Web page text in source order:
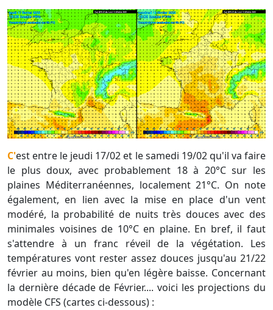
C'est entre le jeudi 17/02 et le samedi 19/02 qu'il va faire
le plus doux, avec probablement 18 à 20°C sur les
plaines Méditerranéennes, localement 21°C. On note
également, en lien avec la mise en place d'un vent
modéré, la probabilité de nuits très douces avec des
minimales voisines de 10°C en plaine. En bref, il faut
s'attendre à un franc réveil de la végétation. Les
températures vont rester assez douces jusqu'au 21/22
février au moins, bien qu'en légère baisse. Concernant
la dernière décade de Février.... voici les projections du
modèle CFS (cartes ci-dessous) :